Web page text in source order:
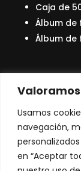
Usamos
navegación,
en “Aceptar
Caja de
Álbum de
Álbum de
Nuestro
Blog
Contacto